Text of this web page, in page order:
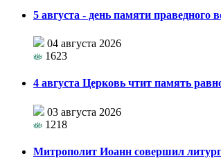
5 августа - день памяти
04 августа 2026
1623
4 августа Церковь чтит память
03 августа 2026
1218
Митрополит Иоанн совершил